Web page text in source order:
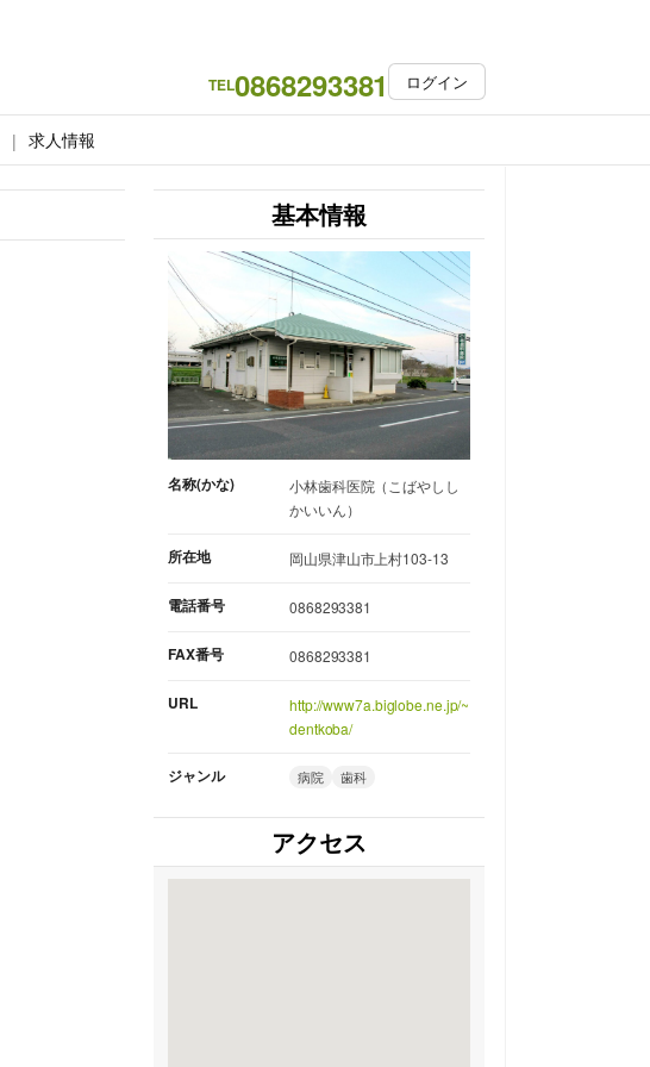
TEL0868293381 ログイン
求人情報
基本情報
名称(かな)
小林歯科医院（こばやしし
かいいん）
所在地 岡山県津山市上村103-13
電話番号 0868293381
FAX番号 0868293381
URL
http://www7a.biglobe.ne.jp/~
dentkoba/
ジャンル 病院 歯科
アクセス